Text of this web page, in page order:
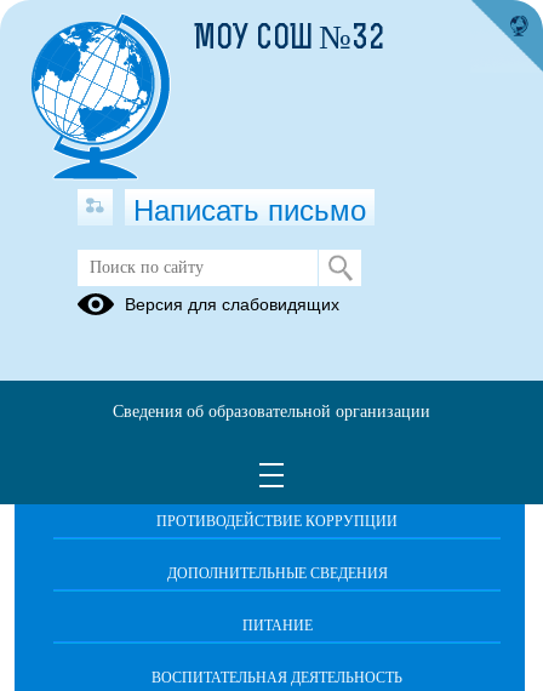
Публикации за 09.10.2025
ОБРАЩЕНИЯ ГРАЖДАН
ПРОТИВОДЕЙСТВИЕ КОРРУПЦИИ
ДОПОЛНИТЕЛЬНЫЕ СВЕДЕНИЯ
ПИТАНИЕ
ВОСПИТАТЕЛЬНАЯ ДЕЯТЕЛЬНОСТЬ
МОУ СОШ №32
Написать письмо
Версия для слабовидящих
Сведения об образовательной организации